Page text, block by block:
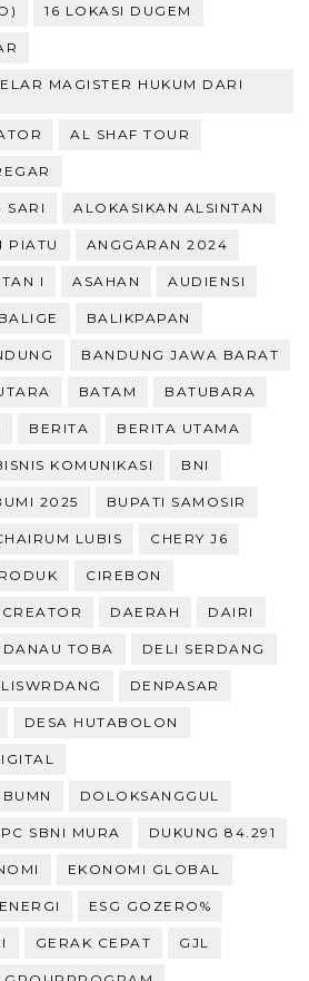
16 LOKASI DUGEM
MAGISTER HUKUM DARI
AL SHAF TOUR
SARI ALOKASIKAN ALSINTAN
PIATU ANGGARAN 2024
I ASAHAN AUDIENSI
BALIGE BALIKPAPAN
BANDUNG JAWA BARAT
BATAM BATUBARA
BERITA BERITA UTAMA
KOMUNIKASI BNI
2025 BUPATI SAMOSIR
LUBIS CHERY J6
CIREBON
CREATOR DAERAH DAIRI
DANAU TOBA DELI SERDANG
DENPASAR
DESA HUTABOLON
DOLOKSANGGUL
SBNI MURA DUKUNG 84.291
EKONOMI GLOBAL
ENERGI ESG GOZERO%
GERAK CEPAT GJL